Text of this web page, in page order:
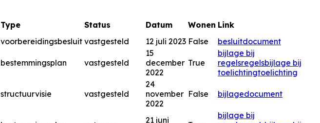
Type Status Datum Wonen Link
voorbereidingsbesluit vastgesteld 12 juli 2023 False besluitdocument
bestemmingsplan vastgesteld
15
december
2022
True
bijlage bij
regelsregelsbijlage bij
toelichtingtoelichting
structuurvisie vastgesteld
24
november
2022
False bijlagedocument
21 juni
bijlage bij